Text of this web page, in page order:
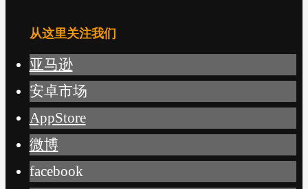
从这里关注我们
亚马逊
安卓市场
AppStore
微博
facebook